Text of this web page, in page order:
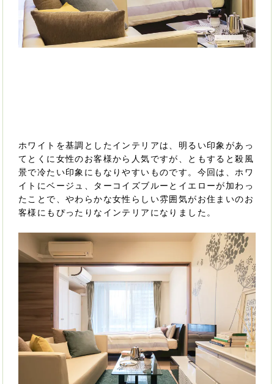
ホワイトを基調としたインテリアは、明るい印象があっ
てとくに女性のお客様から人気ですが、ともすると殺風
景で冷たい印象にもなりやすいものです。今回は、ホワ
イトにベージュ、ターコイズブルーとイエローが加わっ
たことで、やわらかな女性らしい雰囲気がお住まいのお
客様にもぴったりなインテリアになりました。